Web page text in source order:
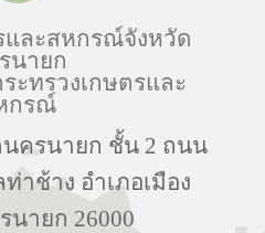
และสหกรณ์จังหวัด
นายก
ะทรวงเกษตรและ
กรณ์
ครนายก ชั้น 2 ถนน
าช้าง อำเภอเมือง
นายก 26000